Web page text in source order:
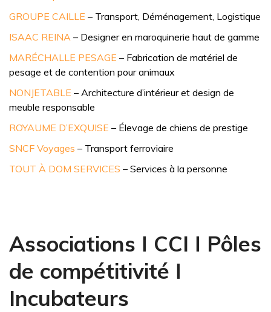
GROUPE CAILLE – Transport, Déménagement, Logistique
ISAAC REINA – Designer en maroquinerie haut de gamme
MARÉCHALLE PESAGE – Fabrication de matériel de
pesage et de contention pour animaux
NONJETABLE – Architecture d’intérieur et design de
meuble responsable
ROYAUME D’EXQUISE – Élevage de chiens de prestige
SNCF Voyages – Transport ferroviaire
TOUT À DOM SERVICES – Services à la personne
Associations ǀ CCI ǀ Pôles
de compétitivité ǀ
Incubateurs